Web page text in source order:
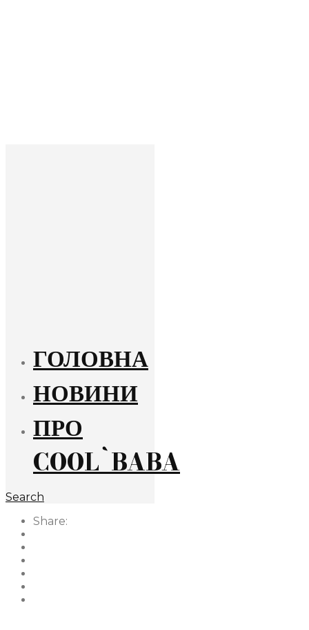
ГОЛОВНА
НОВИНИ
ПРО
COOL`BABA
Search
Share: